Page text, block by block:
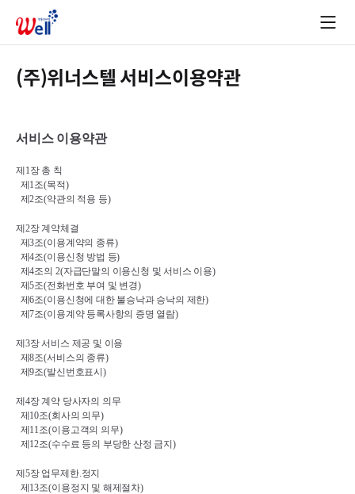
(주)위너스텔 서비스이용약관
서비스 이용약관
제 1장 총 칙
제 1조(목적)
제2조(약관의 적용 등)
제 2장 계약체결
제3조(이용계약의 종류)
제4조(이용신청 방법 등)
제4조의 2(자급단말의 이용신청 및 서비스 이용)
제5조(전화번호 부여 및 변경)
제6조(이용신청에 대한 불승낙과 승낙의 제한)
제7조(이용계약 등록사항의 증명 열람)
제 3장 서비스 제공 및 이용
제8조(서비스의 종류)
제9조(발신번호표시)
제 4장 계약 당사자의 의무
제 10조(회사의 의무)
제 11조(이용고객의 의무)
제 12조(수수료 등의 부당한 산정 금지)
제 5장 업무제한.정지
제 13조(이용정지 및 해제절차)